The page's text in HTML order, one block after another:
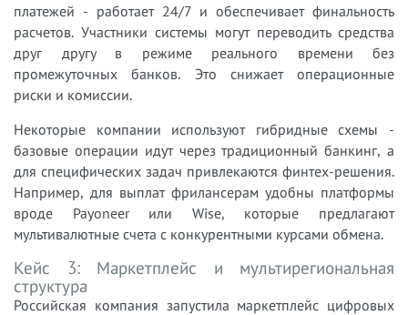
платежей - работает 24/7 и обеспечивает финальность
расчетов. Участники системы могут переводить средства
друг другу в режиме реального времени без
промежуточных банков. Это снижает операционные
риски и комиссии.
Некоторые компании используют гибридные схемы -
базовые операции идут через традиционный банкинг, а
для специфических задач привлекаются финтех-решения.
Например, для выплат фрилансерам удобны платформы
вроде Payoneer или Wise, которые предлагают
мультивалютные счета с конкурентными курсами обмена.
Кейс 3: Маркетплейс и мультирегиональная
структура
Российская компания запустила маркетплейс цифровых